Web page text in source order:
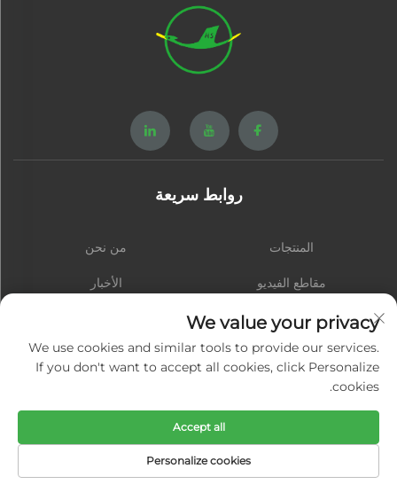
روابط سريعة
المنتجات من نحن
مقاطع الفيديو الأخبار
اتصل بنا
-
سياسة الخصوصية
We value your privacy
We use cookies and similar tools to provide our services.
If you don't want to accept all cookies, click Personalize
cookies.
Personalize cookies
Accept all